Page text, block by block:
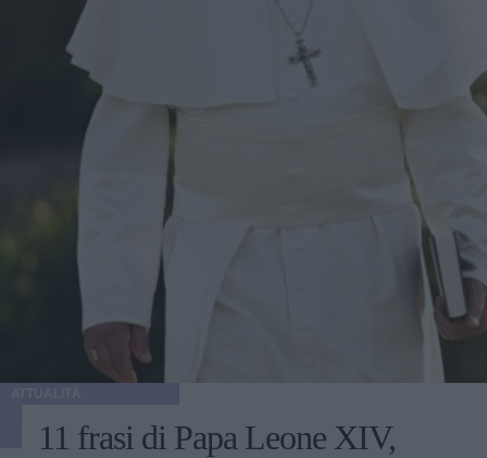
11 frasi di Papa Leone XIV,